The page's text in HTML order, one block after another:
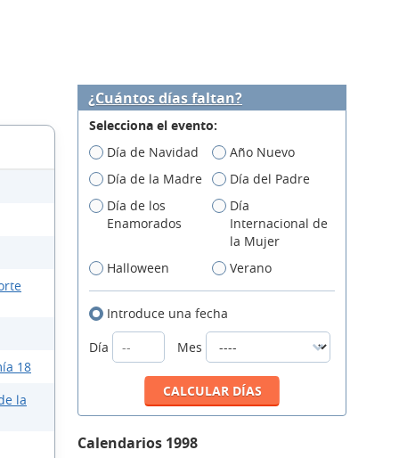
18
la
¿Cuántos días faltan?
Selecciona el evento:
Día de Navidad
Año Nuevo
Día de la Madre
Día del Padre
Día de los
Enamorados
Día
Internacional de
la Mujer
Halloween
Verano
Introduce una fecha
Día
Mes
Calendarios 1998